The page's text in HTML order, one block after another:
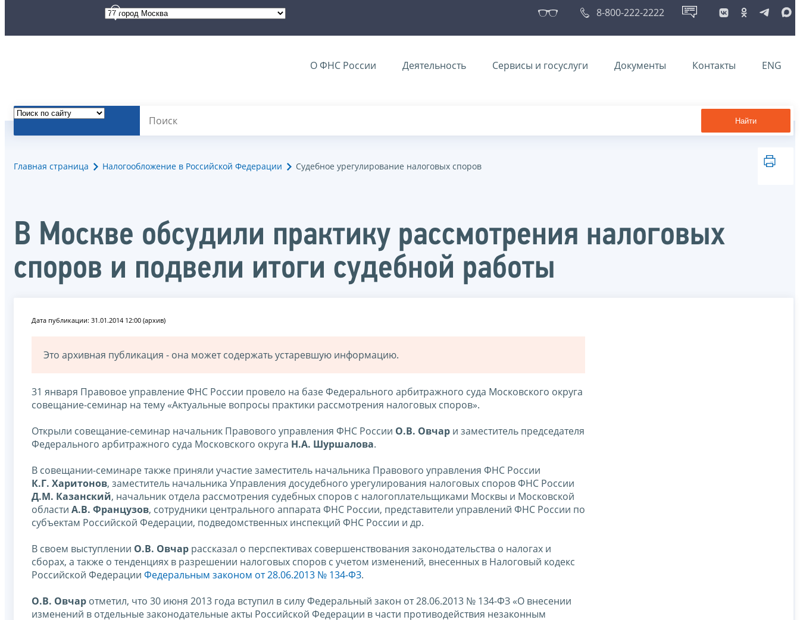
8-800-222-2222
О ФНС России Деятельность Сервисы и госуслуги Документы Контакты ENG
Найти
Главная страница Налогообложение в Российской Федерации Судебное урегулирование налоговых споров
В Москве обсудили практику рассмотрения налоговых
споров и подвели итоги судебной работы
Дата публикации: 31.01.2014 12:00 (архив)
Это архивная публикация - она может содержать устаревшую информацию.
31 января Правовое управление ФНС России провело на базе Федерального арбитражного суда Московского округа
совещание-семинар на тему «Актуальные вопросы практики рассмотрения налоговых споров».
Открыли совещание-семинар начальник Правового управления ФНС России О.В. Овчар и заместитель председателя
Федерального арбитражного суда Московского округа Н.А. Шуршалова.
В совещании-семинаре также приняли участие заместитель начальника Правового управления ФНС России
К.Г. Харитонов, заместитель начальника Управления досудебного урегулирования налоговых споров ФНС России
Д.М. Казанский, начальник отдела рассмотрения судебных споров с налогоплательщиками Москвы и Московской
области А.В. Французов, сотрудники центрального аппарата ФНС России, представители управлений ФНС России по
субъектам Российской Федерации, подведомственных инспекций ФНС России и др.
В своем выступлении О.В. Овчар рассказал о перспективах совершенствования законодательства о налогах и
сборах, а также о тенденциях в разрешении налоговых споров с учетом изменений, внесенных в Налоговый кодекс
Российской Федерации Федеральным законом от 28.06.2013 № 134-ФЗ.
О.В. Овчар отметил, что 30 июня 2013 года вступил в силу Федеральный закон от 28.06.2013 № 134-ФЗ «О внесении
изменений в отдельные законодательные акты Российской Федерации в части противодействия незаконным